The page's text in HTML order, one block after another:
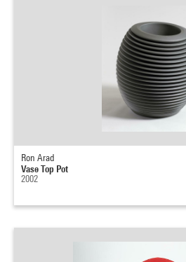
Ron Arad
Vase Top Pot
2002